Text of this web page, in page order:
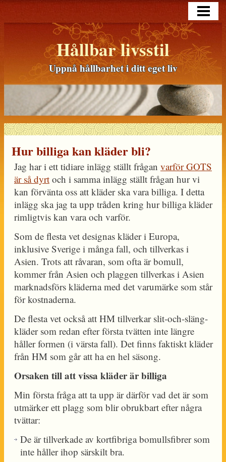
HEM
LÄNGRE TEXTERHållbar livsstil
Uppnå hållbarhet i ditt eget liv
Hur billiga kan kläder bli?
Jag har i ett tidiare inlägg ställt frågan varför GOTS
är så dyrt och i samma inlägg ställt frågan hur vi
kan förvänta oss att kläder ska vara billiga. I detta
inlägg ska jag ta upp tråden kring hur billiga kläder
rimligtvis kan vara och varför.
Som de flesta vet designas kläder i Europa,
inklusive Sverige i många fall, och tillverkas i
Asien. Trots att råvaran, som ofta är bomull,
kommer från Asien och plaggen tillverkas i Asien
marknadsförs kläderna med det varumärke som står
för kostnaderna.
De flesta vet också att HM tillverkar slit-och-släng-
kläder som redan efter första tvätten inte längre
håller formen (i värsta fall). Det finns faktiskt kläder
från HM som går att ha en hel säsong.
Orsaken till att vissa kläder är billiga
Min första fråga att ta upp är därför vad det är som
utmärker ett plagg som blir obrukbart efter några
tvättar:
De är tillverkade av kortfibriga bomullsfibrer som
inte håller ihop särskilt bra.